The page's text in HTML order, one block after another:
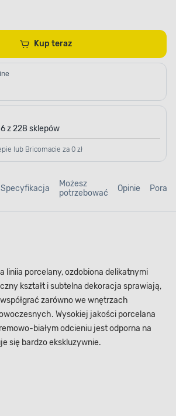
Kup teraz
z 228 sklepów
lub Bricomacie za 0 zł
Specyfikacja
Możesz
potrzebować
Opinie Porady
liniia porcelany, ozdobiona delikatnymi
kształt i subtelna dekoracja sprawiają,
zarówno we wnętrzach
Wysokiej jakości porcelana
białym odcieniu jest odporna na
się bardzo ekskluzywnie.